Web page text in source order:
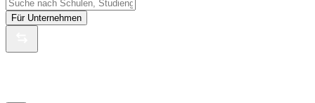
Für Unternehmen